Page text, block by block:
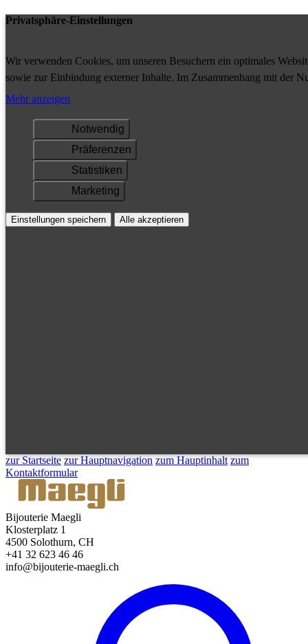
Privatsphäre-Einstellungen
Wir verwenden Cookies, um unseren Besuchern ein optimales
sowie zur Einbindung externer Inhalte. Im Zusammenhang mit der
Ihrem Gerät gespeichert und/oder abgerufen.
Mehr anzeigen
Notwendig
Präferenzen
Statistiken
Marketing
Einstellungen speichern Alle akzeptieren
zur Startseite zur Hauptnavigation zum Hauptinhalt zum
Kontaktformular
Bijouterie Maegli
Klosterplatz 1
4500 Solothurn, CH
+41 32 623 46 46
info@bijouterie-maegli.ch